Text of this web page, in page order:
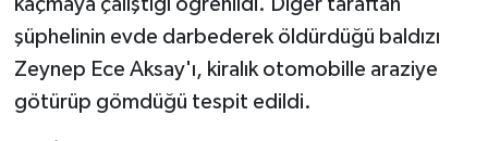
kaçmaya çalıştığı öğrenildi. Diğer taraftan
şüphelinin evde darbederek öldürdüğü baldızı
Zeynep Ece Aksay'ı, kiralık otomobille araziye
götürüp gömdüğü tespit edildi.